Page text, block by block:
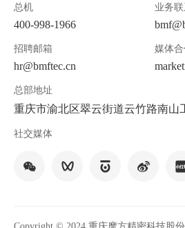
总机
400-998-1966
业务
招聘邮箱
hr@bmftec.cn
媒体
总部地址
重庆市渝北区翠云街道云竹路南山
社交媒体